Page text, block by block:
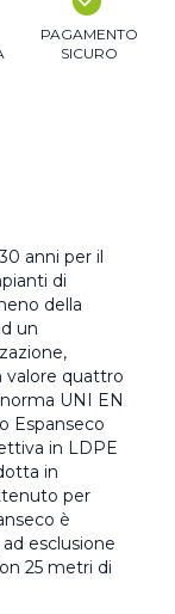
PAGAMENTO
SICURO
anni per il
di
della
un
valore quattro
UNI EN
Espanseco
in LDPE
in
per
è
esclusione
25 metri di